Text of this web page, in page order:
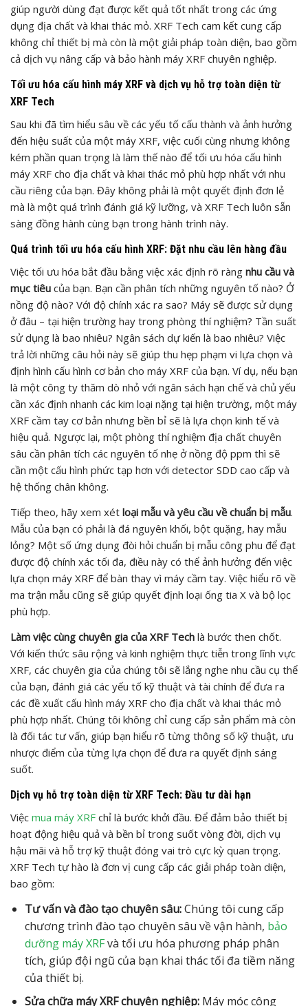
giúp người dùng đạt được kết quả tốt nhất trong các ứng
dụng địa chất và khai thác mỏ. XRF Tech cam kết cung cấp
không chỉ thiết bị mà còn là một giải pháp toàn diện, bao gồm
cả dịch vụ nâng cấp và bảo hành máy XRF chuyên nghiệp.
Tối ưu hóa cấu hình máy XRF và dịch vụ hỗ trợ toàn diện từ
XRF Tech
Sau khi đã tìm hiểu sâu về các yếu tố cấu thành và ảnh hưởng
đến hiệu suất của một máy XRF, việc cuối cùng nhưng không
kém phần quan trọng là làm thế nào để tối ưu hóa cấu hình
máy XRF cho địa chất và khai thác mỏ phù hợp nhất với nhu
cầu riêng của bạn. Đây không phải là một quyết định đơn lẻ
mà là một quá trình đánh giá kỹ lưỡng, và XRF Tech luôn sẵn
sàng đồng hành cùng bạn trong hành trình này.
Quá trình tối ưu hóa cấu hình XRF: Đặt nhu cầu lên hàng đầu
Việc tối ưu hóa bắt đầu bằng việc xác định rõ ràng nhu cầu và
mục tiêu của bạn. Bạn cần phân tích những nguyên tố nào? Ở
nồng độ nào? Với độ chính xác ra sao? Máy sẽ được sử dụng
ở đâu – tại hiện trường hay trong phòng thí nghiệm? Tần suất
sử dụng là bao nhiêu? Ngân sách dự kiến là bao nhiêu? Việc
trả lời những câu hỏi này sẽ giúp thu hẹp phạm vi lựa chọn và
định hình cấu hình cơ bản cho máy XRF của bạn. Ví dụ, nếu bạn
là một công ty thăm dò nhỏ với ngân sách hạn chế và chủ yếu
cần xác định nhanh các kim loại nặng tại hiện trường, một máy
XRF cầm tay cơ bản nhưng bền bỉ sẽ là lựa chọn kinh tế và
hiệu quả. Ngược lại, một phòng thí nghiệm địa chất chuyên
sâu cần phân tích các nguyên tố nhẹ ở nồng độ ppm thì sẽ
cần một cấu hình phức tạp hơn với detector SDD cao cấp và
hệ thống chân không.
Tiếp theo, hãy xem xét loại mẫu và yêu cầu về chuẩn bị mẫu.
Mẫu của bạn có phải là đá nguyên khối, bột quặng, hay mẫu
lỏng? Một số ứng dụng đòi hỏi chuẩn bị mẫu công phu để đạt
được độ chính xác tối đa, điều này có thể ảnh hưởng đến việc
lựa chọn máy XRF để bàn thay vì máy cầm tay. Việc hiểu rõ về
ma trận mẫu cũng sẽ giúp quyết định loại ống tia X và bộ lọc
phù hợp.
Làm việc cùng chuyên gia của XRF Tech là bước then chốt.
Với kiến thức sâu rộng và kinh nghiệm thực tiễn trong lĩnh vực
XRF, các chuyên gia của chúng tôi sẽ lắng nghe nhu cầu cụ thể
của bạn, đánh giá các yếu tố kỹ thuật và tài chính để đưa ra
các đề xuất cấu hình máy XRF cho địa chất và khai thác mỏ
phù hợp nhất. Chúng tôi không chỉ cung cấp sản phẩm mà còn
là đối tác tư vấn, giúp bạn hiểu rõ từng thông số kỹ thuật, ưu
nhược điểm của từng lựa chọn để đưa ra quyết định sáng
suốt.
Dịch vụ hỗ trợ toàn diện từ XRF Tech: Đầu tư dài hạn
Việc mua máy XRF chỉ là bước khởi đầu. Để đảm bảo thiết bị
hoạt động hiệu quả và bền bỉ trong suốt vòng đời, dịch vụ
hậu mãi và hỗ trợ kỹ thuật đóng vai trò cực kỳ quan trọng.
XRF Tech tự hào là đơn vị cung cấp các giải pháp toàn diện,
bao gồm:
Tư vấn và đào tạo chuyên sâu:Chúng tôi cung cấp
chương trình đào tạo chuyên sâu về vận hành, bảo
dưỡng máy XRFvà tối ưu hóa phương pháp phân
tích, giúp đội ngũ của bạn khai thác tối đa tiềm năng
của thiết bị.
Sửa chữa máy XRF chuyên nghiệp:Máy móc công